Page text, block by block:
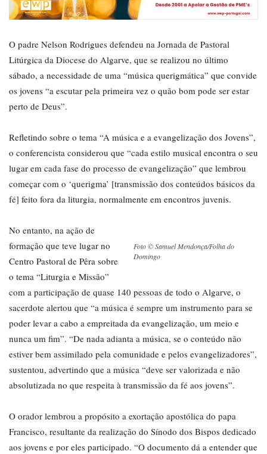
O padre Nelson Rodrigues defendeu na Jornada de Pastoral
Litúrgica da Diocese do Algarve, que se realizou no último
sábado, a necessidade de uma “música querigmática” que convide
os jovens “a escutar pela primeira vez o quão bom pode ser estar
perto de Deus”.
Refletindo sobre o tema “A música e a evangelização dos Jovens”,
o conferencista considerou que “cada estilo musical encontra o seu
lugar em cada fase do processo de evangelização” que lembrou
começar com o ‘querigma’ [transmissão dos conteúdos básicos da
fé] feito fora da liturgia, normalmente em encontros juvenis.
Foto © Samuel Mendonça/Folha do
Domingo
No entanto, na ação de
formação que teve lugar no
Centro Pastoral de Pêra sobre
o tema “Liturgia e Missão”
com a participação de quase 140 pessoas de todo o Algarve, o
sacerdote alertou que “a música é sempre um instrumento para se
poder levar a cabo a empreitada da evangelização, um meio e
nunca um fim”. “De nada adianta a música, se o conteúdo não
estiver bem assimilado pela comunidade e pelos evangelizadores”,
sustentou, advertindo que a música “deve ser valorizada e não
absolutizada no que respeita à transmissão da fé aos jovens”.
O orador lembrou a propósito a exortação apostólica do papa
Francisco, resultante da realização do Sínodo dos Bispos dedicado
aos jovens e por eles participado. “O documento dá a entender que